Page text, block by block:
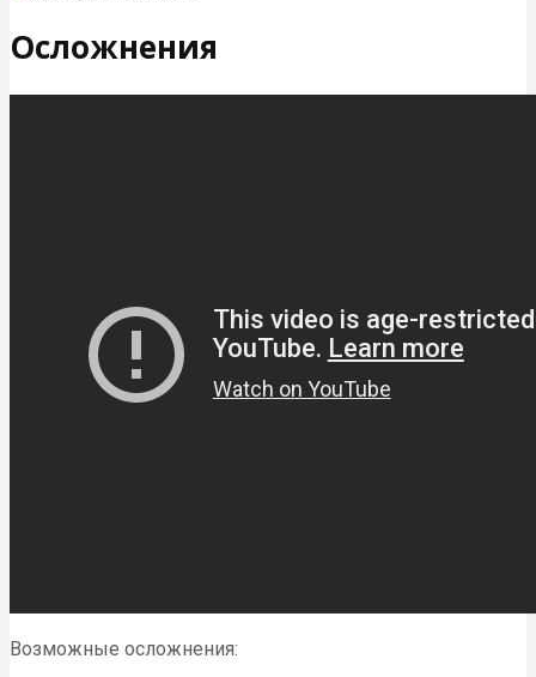
Осложнения
Возможные осложнения: